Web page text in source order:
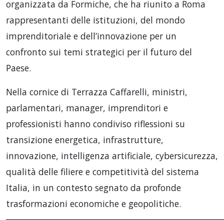
organizzata da Formiche, che ha riunito a Roma
rappresentanti delle istituzioni, del mondo
imprenditoriale e dell’innovazione per un
confronto sui temi strategici per il futuro del
Paese.
Nella cornice di Terrazza Caffarelli, ministri,
parlamentari, manager, imprenditori e
professionisti hanno condiviso riflessioni su
transizione energetica, infrastrutture,
innovazione, intelligenza artificiale, cybersicurezza,
qualità delle filiere e competitività del sistema
Italia, in un contesto segnato da profonde
trasformazioni economiche e geopolitiche.